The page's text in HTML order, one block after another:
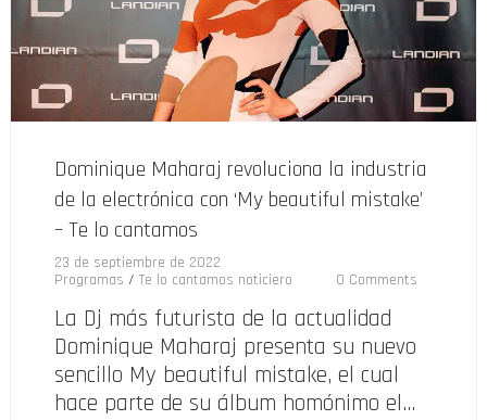
Dominique Maharaj revoluciona la industria
de la electrónica con ‘My beautiful mistake’
– Te lo cantamos
23 de septiembre de 2022
Programas / Te lo cantamos noticiero 0 Comments
La Dj más futurista de la actualidad
Dominique Maharaj presenta su nuevo
sencillo My beautiful mistake, el cual
hace parte de su álbum homónimo el…